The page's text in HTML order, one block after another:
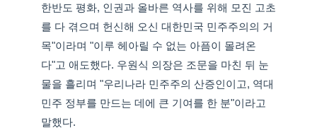
한반도 평화, 인권과 올바른 역사를 위해 모진 고초
를 다 겪으며 헌신해 오신 대한민국 민주주의의 거
목"이라며 "이루 헤아릴 수 없는 아픔이 몰려온
다"고 애도했다. 우원식 의장은 조문을 마친 뒤 눈
물을 흘리며 "우리나라 민주주의 산증인이고, 역대
민주 정부를 만드는 데에 큰 기여를 한 분"이라고
말했다.